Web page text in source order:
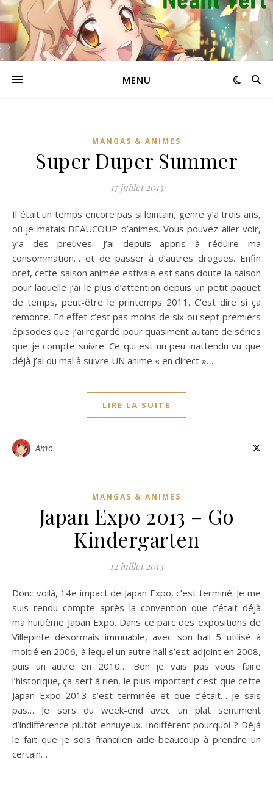
MENU
MANGAS & ANIMES
Super Duper Summer
17 juillet 2013
Il était un temps encore pas si lointain, genre y’a trois ans,
où je matais BEAUCOUP d’animes. Vous pouvez aller voir,
y’a des preuves. J’ai depuis appris à réduire ma
consommation… et de passer à d’autres drogues. Enfin
bref, cette saison animée estivale est sans doute la saison
pour laquelle j’ai le plus d’attention depuis un petit paquet
de temps, peut-être le printemps 2011. C’est dire si ça
remonte. En effet c’est pas moins de six ou sept premiers
épisodes que j’ai regardé pour quasiment autant de séries
que je compte suivre. Ce qui est un peu inattendu vu que
déjà j’ai du mal à suivre UN anime « en direct »…
LIRE LA SUITE
Amo
MANGAS & ANIMES
Japan Expo 2013 – Go
Kindergarten
12 juillet 2013
Donc voilà, 14e impact de Japan Expo, c’est terminé. Je me
suis rendu compte après la convention que c’était déjà
ma huitième Japan Expo. Dans ce parc des expositions de
Villepinte désormais immuable, avec son hall 5 utilisé à
moitié en 2006, à lequel un autre hall s’est adjoint en 2008,
puis un autre en 2010… Bon je vais pas vous faire
l’historique, ça sert à rien, le plus important c’est que cette
Japan Expo 2013 s’est terminée et que c’était… je sais
pas… Je sors du week-end avec un plat sentiment
d’indifférence plutôt ennuyeux. Indifférent pourquoi ? Déjà
le fait que je sois francilien aide beaucoup à prendre un
certain…